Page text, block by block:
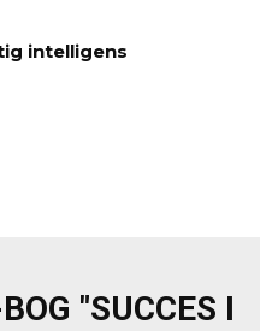
intelligens
"SUCCES I